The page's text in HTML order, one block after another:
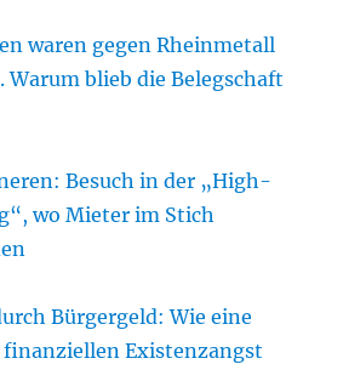
waren gegen Rheinmetall
Warum blieb die Belegschaft
Besuch in der „High-
wo Mieter im Stich
Bürgergeld: Wie eine
Existenzangst